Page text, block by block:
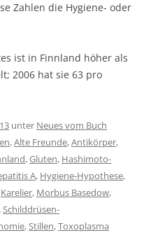
Zahlen die Hygiene- oder
ist in Finnland höher als
2006 hat sie 63 pro
unter Neues vom Buch
,Alte Freunde,Antikörper,
,Gluten, Hashimoto-
A, Hygiene-Hypothese,
Karelier, Morbus Basedow,
,Schilddrüsen-
,Stillen,Toxoplasma